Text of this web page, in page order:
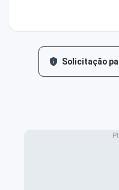
Solicitação